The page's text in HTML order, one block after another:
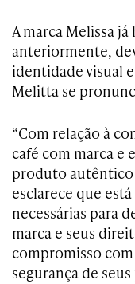
A marca Melissa
anteriormente,
identidade visual
Melitta se
“Com relação à
café com marca e
produto autêntico
esclarece que
necessárias para
marca e seus
compromisso
segurança de